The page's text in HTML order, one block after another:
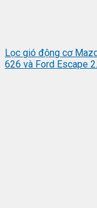
Lọc gió động cơ
626 và Ford Escape